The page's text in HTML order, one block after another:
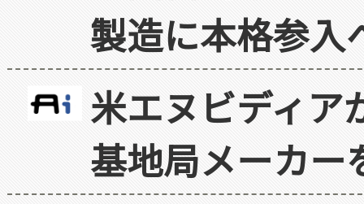
製造に本格参入
米エヌビディア
基地局メーカー